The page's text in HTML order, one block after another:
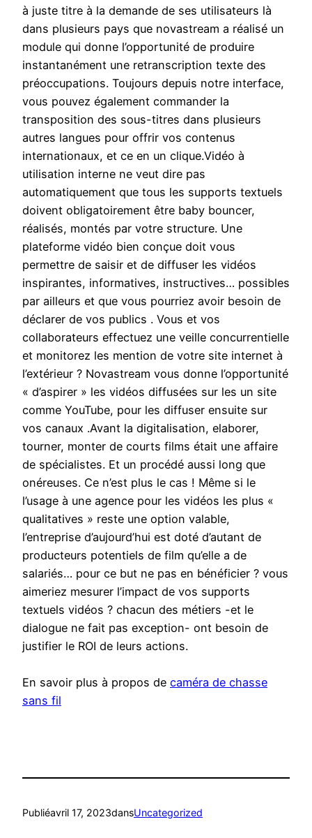
à juste titre à la demande de ses utilisateurs là
dans plusieurs pays que novastream a réalisé un
module qui donne l’opportunité de produire
instantanément une retranscription texte des
préoccupations. Toujours depuis notre interface,
vous pouvez également commander la
transposition des sous-titres dans plusieurs
autres langues pour offrir vos contenus
internationaux, et ce en un clique.Vidéo à
utilisation interne ne veut dire pas
automatiquement que tous les supports textuels
doivent obligatoirement être baby bouncer,
réalisés, montés par votre structure. Une
plateforme vidéo bien conçue doit vous
permettre de saisir et de diffuser les vidéos
inspirantes, informatives, instructives… possibles
par ailleurs et que vous pourriez avoir besoin de
déclarer de vos publics . Vous et vos
collaborateurs effectuez une veille concurrentielle
et monitorez les mention de votre site internet à
l’extérieur ? Novastream vous donne l’opportunité
« d’aspirer » les vidéos diffusées sur les un site
comme YouTube, pour les diffuser ensuite sur
vos canaux .Avant la digitalisation, elaborer,
tourner, monter de courts films était une affaire
de spécialistes. Et un procédé aussi long que
onéreuses. Ce n’est plus le cas ! Même si le
l’usage à une agence pour les vidéos les plus «
qualitatives » reste une option valable,
l’entreprise d’aujourd’hui est doté d’autant de
producteurs potentiels de film qu’elle a de
salariés… pour ce but ne pas en bénéficier ? vous
aimeriez mesurer l’impact de vos supports
textuels vidéos ? chacun des métiers -et le
dialogue ne fait pas exception- ont besoin de
justifier le ROI de leurs actions.
En savoir plus à propos de caméra de chasse
sans fil
Publiéavril 17, 2023dansUncategorized